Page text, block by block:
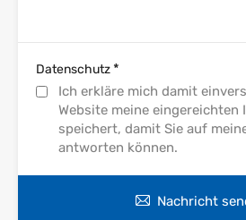
Datenschutz *
Ich erkläre mich damit
Website meine eingereichten
speichert, damit Sie auf
antworten können.
Nachricht